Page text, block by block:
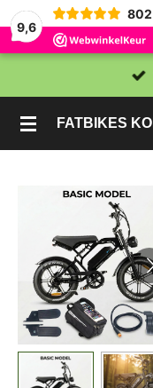
9,6
802